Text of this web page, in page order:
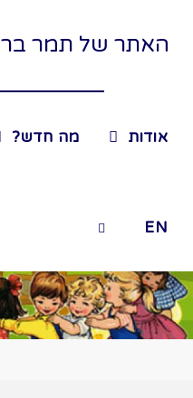
האתר של תמר בר
אודות מה חדש?
EN